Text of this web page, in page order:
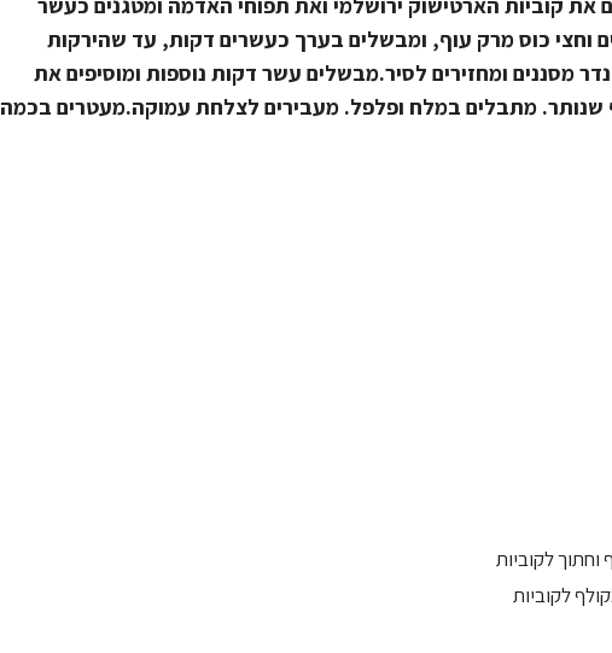
וחצי כוס מרק עוף, ומבשלים בערך כעשרים דקות, עד שהירקות
מסננים ומחזירים לסיר.מבשלים עשר דקות נוספות ומוסיפים את
מתבלים במלח ופלפל. מעבירים לצלחת עמוקה.מעטרים בכמה